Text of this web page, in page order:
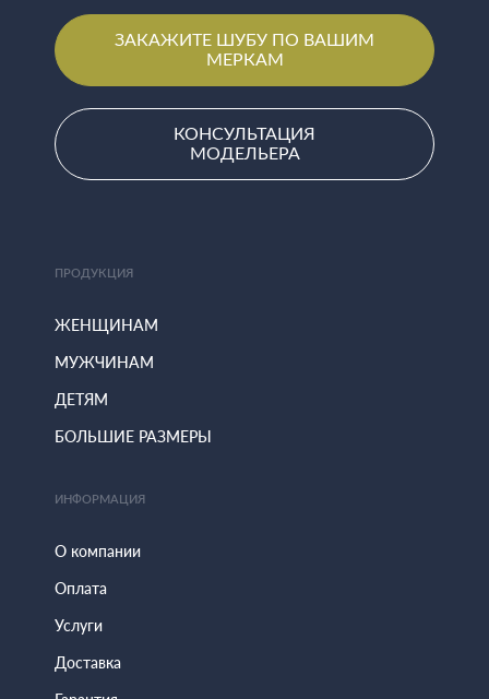
ЗАКАЖИТЕ ШУБУ ПО ВАШИМ
МЕРКАМ
КОНСУЛЬТАЦИЯ
МОДЕЛЬЕРА
ПРОДУКЦИЯ
ЖЕНЩИНАМ
МУЖЧИНАМ
ДЕТЯМ
БОЛЬШИЕ РАЗМЕРЫ
ИНФОРМАЦИЯ
О компании
Оплата
Услуги
Доставка